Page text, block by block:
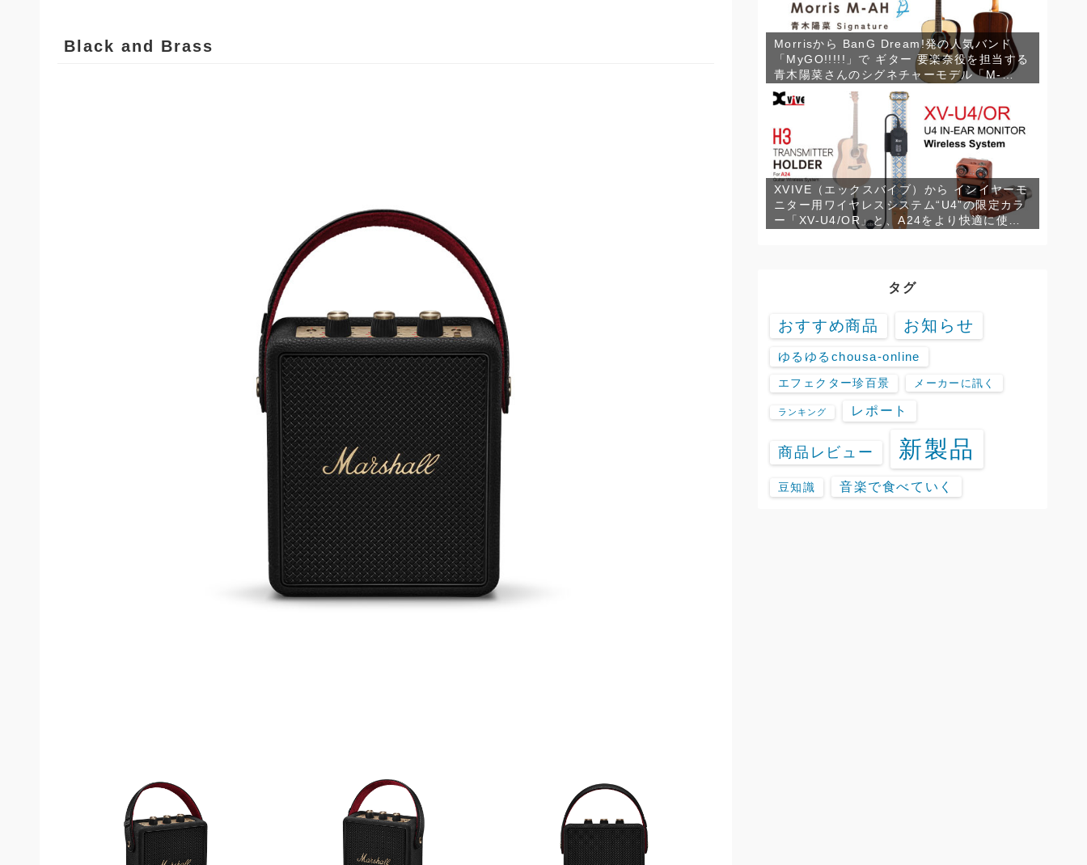
Black and Brass
Morrisから BanG Dream!発の人気バンド
「MyGO!!!!!」で ギター 要楽奈役を担当する
青木陽菜さんのシグネチャーモデル「M-
AH」が登場！
XVIVE（エックスバイブ）から インイヤーモ
ニター用ワイヤレスシステム“U4”の限定カラ
ー「XV-U4/OR」と、A24をより快適に使用
タグ
おすすめ商品 お知らせ
ゆるゆるchousa-online
エフェクター珍百景 メーカーに訊く
ランキング レポート
商品レビュー 新製品
豆知識 音楽で食べていく